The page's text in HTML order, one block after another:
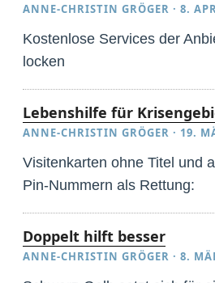
ANNE-CHRISTIN GRÖGER ·8.
Kostenlose Services der
locken
Lebenshilfe für
ANNE-CHRISTIN GRÖGER · 19.
Visitenkarten ohne Titel und
Pin-Nummern als Rettung:
Doppelt hilft besser
ANNE-CHRISTIN GRÖGER ·8.